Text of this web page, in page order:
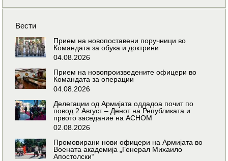
Вести
Прием на новопоставени поручници во
Командата за обука и доктрини
04.08.2026
Прием на новопроизведените офицери во
Командата за операции
04.08.2026
Делегации од Армијата оддадоа почит по
повод 2 Август – Денот на Републиката и
првото заседание на АСНОМ
02.08.2026
Промовирани нови офицери на Армијата во
Воената академија „Генерал Михаило
Апостолски“